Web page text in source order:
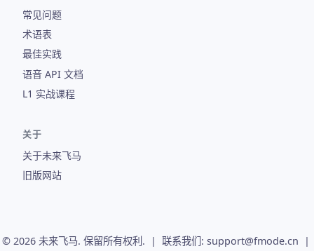
常见问题
术语表
最佳实践
语音 API 文档
L1 实战课程
关于
关于未来飞马
旧版网站
© 2026 未来飞马. 保留所有权利. | 联系我们: support@fmode.cn |